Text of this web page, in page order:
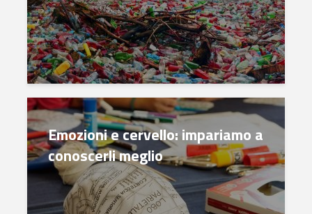
Emozioni e cervello: impariamo a
conoscerli meglio